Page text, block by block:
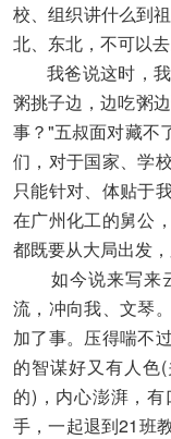
校、组织讲什么到
北、东北，不可以去
我爸说这时，我
粥挑子边，边吃粥
事？"五叔面对藏不
们，对于国家、学
只能针对、体贴于
在广州化工的舅公
都既要从大局出发
如今说来写来云
流，冲向我、文琴
加了事。压得喘不
的智谋好又有人色
的)，内心澎湃，
手，一起退到21班